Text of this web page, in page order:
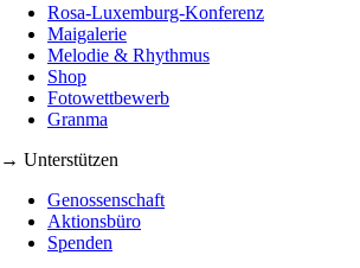
Rosa-Luxemburg-Konferenz
Maigalerie
Melodie & Rhythmus
Shop
Fotowettbewerb
Granma
→ Unterstützen
Genossenschaft
Aktionsbüro
Spenden